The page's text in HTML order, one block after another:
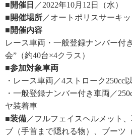
■開催日 ／2022年10月12日（水）
■開催場所 ／オートポリスサーキッ
■開催内容
レース車両・一般登録ナンバー付
会”（約40台×4クラス）
■参加対象車両
・レース車両／4ストローク250cc
・一般登録ナンバー付き車両／
ヤ装着車
■装備 ／フルフェイスヘルメット
ブ（手首まで隠れる物）、ブーツ